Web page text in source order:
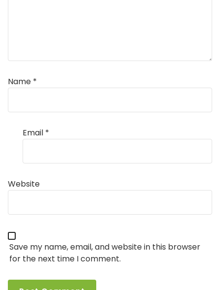
Name *
Email *
Website
Save my name, email, and website in this browser
for the next time I comment.